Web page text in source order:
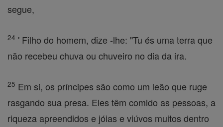
segue,
24 ' Filho do homem, dize -lhe: "Tu és uma terra que
não recebeu chuva ou chuveiro no dia da ira.
25 Em si, os príncipes são como um leão que ruge
rasgando sua presa. Eles têm comido as pessoas, a
riqueza apreendidos e jóias e viúvos muitos dentro